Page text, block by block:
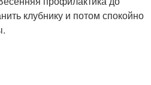
клубнику и потом спокойно